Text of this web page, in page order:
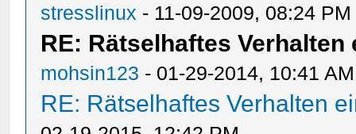
stresslinux - 11-09-2009, 08:24 PM
RE: Rätselhaftes
mohsin123 - 01-29-2014, 10:41 AM
RE: Rätselhaftes Verhalten